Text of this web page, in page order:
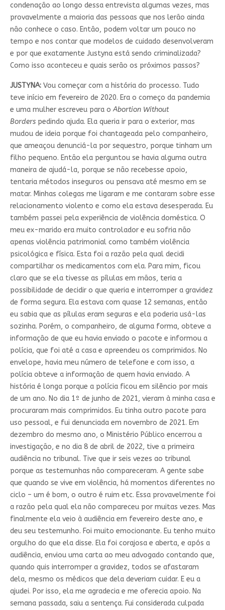
condenação ao longo dessa entrevista algumas vezes, mas
provavelmente a maioria das pessoas que nos lerão ainda
não conhece o caso. Então, podem voltar um pouco no
tempo e nos contar que modelos de cuidado desenvolveram
e por que exatamente Justyna está sendo criminalizada?
Como isso aconteceu e quais serão os próximos passos?
JUSTYNA:Vou começar com a história do processo. Tudo
teve início em fevereiro de 2020. Era o começo da pandemia
e uma mulher escreveu para oAbortion Without
Borderspedindo ajuda. Ela queria ir para o exterior, mas
mudou de ideia porque foi chantageada pelo companheiro,
que ameaçou denunciá-la por sequestro, porque tinham um
filho pequeno. Então ela perguntou se havia alguma outra
maneira de ajudá-la, porque se não recebesse apoio,
tentaria métodos inseguros ou pensava até mesmo em se
matar. Minhas colegas me ligaram e me contaram sobre esse
relacionamento violento e como ela estava desesperada. Eu
também passei pela experiência de violência doméstica. O
meu ex-marido era muito controlador e eu sofria não
apenas violência patrimonial como também violência
psicológica e física. Esta foi a razão pela qual decidi
compartilhar os medicamentos com ela. Para mim, ficou
claro que se ela tivesse as pílulas em mãos, teria a
possibilidade de decidir o que queria e interromper a gravidez
de forma segura. Ela estava com quase 12 semanas, então
eu sabia que as pílulas eram seguras e ela poderia usá-las
sozinha. Porém, o companheiro, de alguma forma, obteve a
informação de que eu havia enviado o pacote e informou a
polícia, que foi até a casa e apreendeu os comprimidos. No
envelope, havia meu número de telefone e com isso, a
polícia obteve a informação de quem havia enviado. A
história é longa porque a polícia ficou em silêncio por mais
de um ano. No dia 1º de junho de 2021, vieram à minha casa e
procuraram mais comprimidos. Eu tinha outro pacote para
uso pessoal, e fui denunciada em novembro de 2021. Em
dezembro do mesmo ano, o Ministério Público encerrou a
investigação, e no dia 8 de abril de 2022, tive a primeira
audiência no tribunal. Tive que ir seis vezes ao tribunal
porque as testemunhas não compareceram. A gente sabe
que quando se vive em violência, há momentos diferentes no
ciclo – um é bom, o outro é ruim etc. Essa provavelmente foi
a razão pela qual ela não compareceu por muitas vezes. Mas
finalmente ela veio à audiência em fevereiro deste ano, e
deu seu testemunho. Foi muito emocionante. Eu tenho muito
orgulho do que ela disse. Ela foi corajosa e aberta, e após a
audiência, enviou uma carta ao meu advogado contando que,
quando quis interromper a gravidez, todos se afastaram
dela, mesmo os médicos que dela deveriam cuidar. E eu a
ajudei. Por isso, ela me agradecia e me oferecia apoio. Na
semana passada, saiu a sentença. Fui considerada culpada